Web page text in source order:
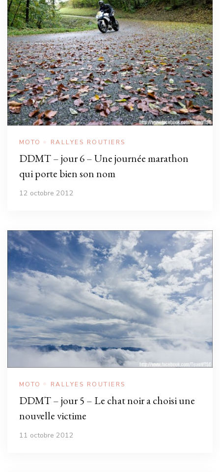
MOTO RALLYES ROUTIERS
DDMT – jour 6 – Une journée marathon
qui porte bien son nom
12 octobre 2012
MOTO RALLYES ROUTIERS
DDMT – jour 5 – Le chat noir a choisi une
nouvelle victime
11 octobre 2012